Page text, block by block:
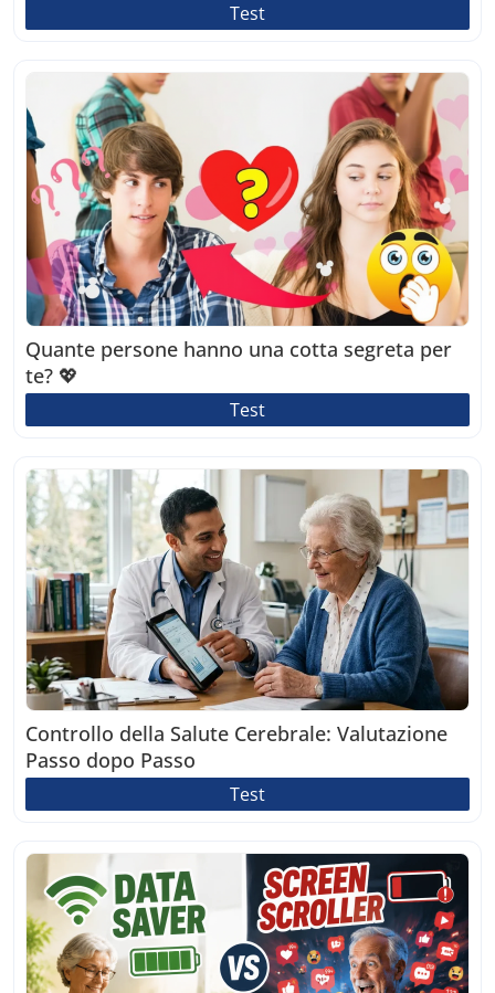
Test
Quante persone hanno una cotta segreta per
te? 💖
Test
Controllo della Salute Cerebrale: Valutazione
Passo dopo Passo
Test